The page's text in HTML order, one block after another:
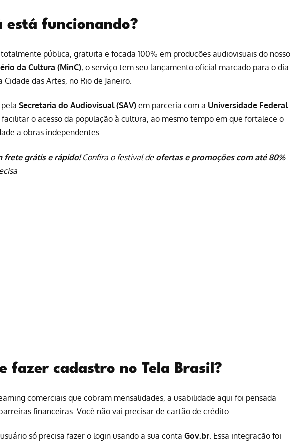
está funcionando?
pública, gratuita e focada 100% em produções audiovisuais do nosso
da Cultura (MinC), o serviço tem seu lançamento oficial marcado para o dia
das Artes, no Rio de Janeiro.
Secretaria do Audiovisual (SAV) em parceria com a Universidade Federal
o acesso da população à cultura, ao mesmo tempo em que fortalece o
a obras independentes.
frete grátis e rápido!Confira o festival de ofertas e promoções com até 80%
fazer cadastro no Tela Brasil?
comerciais que cobram mensalidades, a usabilidade aqui foi pensada
financeiras. Você não vai precisar de cartão de crédito.
só precisa fazer o login usando a sua conta Gov.br. Essa integração foi